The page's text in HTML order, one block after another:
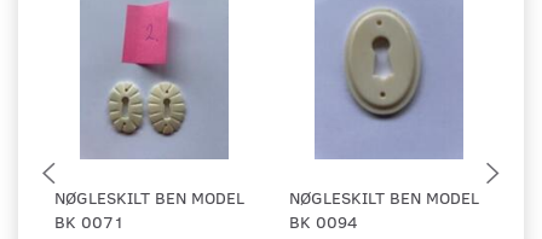
NØGLESKILT BEN MODEL
BK 0071
NØGLESKILT BEN MODEL
BK 0094